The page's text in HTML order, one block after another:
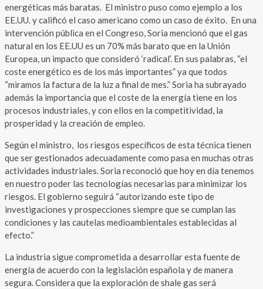
energéticas más baratas. El ministro puso como ejemplo a los
EE.UU. y calificó el caso americano como un caso de éxito. En una
intervención pública en el Congreso, Soria mencionó que el gas
natural en los EE.UU es un 70% más barato que en la Unión
Europea, un impacto que consideró ‘radical’. En sus palabras, “el
coste energético es de los más importantes” ya que todos
“miramos la factura de la luz a final de mes.” Soria ha subrayado
además la importancia que el coste de la energía tiene en los
procesos industriales, y con ellos en la competitividad, la
prosperidad y la creación de empleo.
Según el ministro, los riesgos específicos de esta técnica tienen
que ser gestionados adecuadamente como pasa en muchas otras
actividades industriales. Soria reconoció que hoy en día tenemos
en nuestro poder las tecnologías necesarias para minimizar los
riesgos. El gobierno seguirá “autorizando este tipo de
investigaciones y prospecciones siempre que se cumplan las
condiciones y las cautelas medioambientales establecidas al
efecto.”
La industria sigue comprometida a desarrollar esta fuente de
energía de acuerdo con la legislación española y de manera
segura. Considera que la exploración de shale gas será